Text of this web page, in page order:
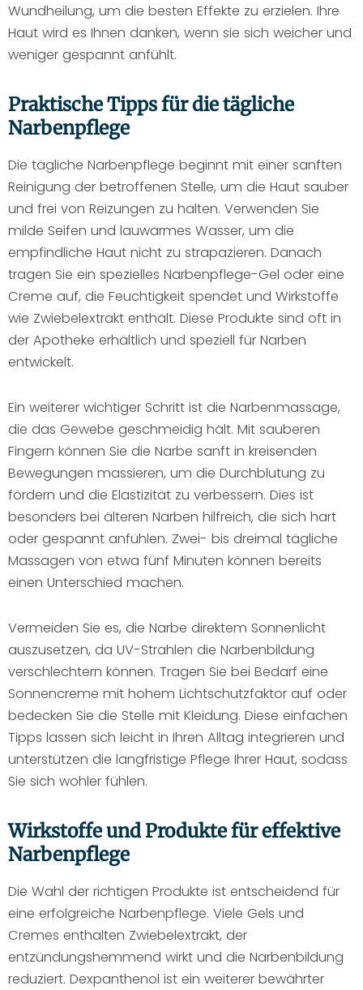
Wundheilung, um die besten Effekte zu erzielen. Ihre
Haut wird es Ihnen danken, wenn sie sich weicher und
weniger gespannt anfühlt.
Praktische Tipps für die tägliche
Narbenpflege
Die tägliche Narbenpflege beginnt mit einer sanften
Reinigung der betroffenen Stelle, um die Haut sauber
und frei von Reizungen zu halten. Verwenden Sie
milde Seifen und lauwarmes Wasser, um die
empfindliche Haut nicht zu strapazieren. Danach
tragen Sie ein spezielles Narbenpflege-Gel oder eine
Creme auf, die Feuchtigkeit spendet und Wirkstoffe
wie Zwiebelextrakt enthält. Diese Produkte sind oft in
der Apotheke erhältlich und speziell für Narben
entwickelt.
Ein weiterer wichtiger Schritt ist die Narbenmassage,
die das Gewebe geschmeidig hält. Mit sauberen
Fingern können Sie die Narbe sanft in kreisenden
Bewegungen massieren, um die Durchblutung zu
fördern und die Elastizität zu verbessern. Dies ist
besonders bei älteren Narben hilfreich, die sich hart
oder gespannt anfühlen. Zwei- bis dreimal tägliche
Massagen von etwa fünf Minuten können bereits
einen Unterschied machen.
Vermeiden Sie es, die Narbe direktem Sonnenlicht
auszusetzen, da UV-Strahlen die Narbenbildung
verschlechtern können. Tragen Sie bei Bedarf eine
Sonnencreme mit hohem Lichtschutzfaktor auf oder
bedecken Sie die Stelle mit Kleidung. Diese einfachen
Tipps lassen sich leicht in Ihren Alltag integrieren und
unterstützen die langfristige Pflege Ihrer Haut, sodass
Sie sich wohler fühlen.
Wirkstoffe und Produkte für effektive
Narbenpflege
Die Wahl der richtigen Produkte ist entscheidend für
eine erfolgreiche Narbenpflege. Viele Gels und
Cremes enthalten Zwiebelextrakt, der
entzündungshemmend wirkt und die Narbenbildung
reduziert. Dexpanthenol ist ein weiterer bewährter